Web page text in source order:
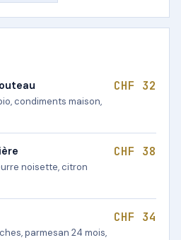
condiments maison,
CHF 32
noisette, citron
CHF 38
parmesan 24 mois,
CHF 34